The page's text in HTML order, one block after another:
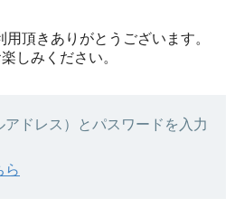
頂きありがとうございます。
しみください。
アドレス）とパスワードを入力
ら